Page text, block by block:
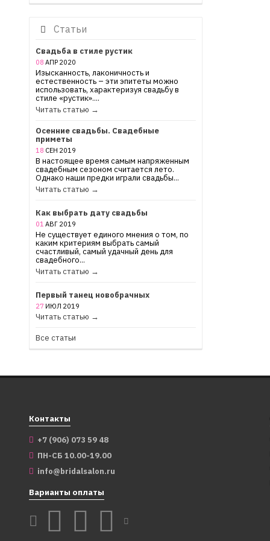
Статьи
Свадьба в стиле рустик
08 АПР 2020
Изысканность, лаконичность и
естественность – эти эпитеты можно
использовать, характеризуя свадьбу в
стиле «рустик»....
Читать статью →
Осенние свадьбы. Свадебные
приметы
18 СЕН 2019
В настоящее время самым напряженным
свадебным сезоном считается лето.
Однако наши предки играли свадьбы...
Читать статью →
Как выбрать дату свадьбы
01 АВГ 2019
Не существует единого мнения о том, по
каким критериям выбрать самый
счастливый, самый удачный день для
свадебного...
Читать статью →
Первый танец новобрачных
27 ИЮЛ 2019
Читать статью →
Все статьи
Контакты
+7 (906) 073 59 48
ПН-СБ 10.00-19.00
info@bridalsalon.ru
Варианты оплаты